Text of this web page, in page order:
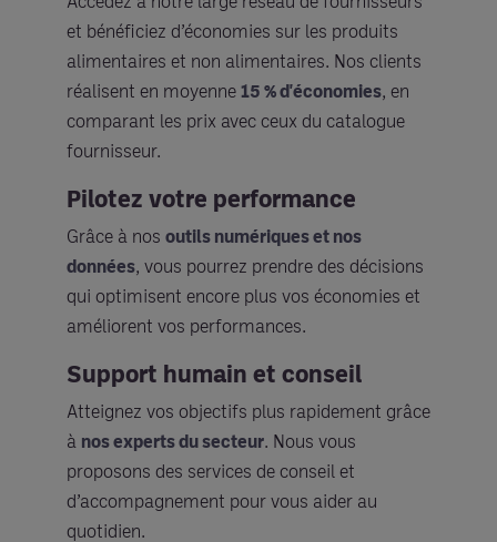
et bénéficiez d’économies sur les produits
alimentaires et non alimentaires. Nos clients
réalisent en moyenne 15 % d'économies, en
comparant les prix avec ceux du catalogue
fournisseur.
Pilotez votre performance
Grâce à nos outils numériques et nos
données, vous pourrez prendre des décisions
qui optimisent encore plus vos économies et
améliorent vos performances.
Support humain et conseil
Atteignez vos objectifs plus rapidement grâce
à nos experts du secteur. Nous vous
proposons des services de conseil et
d’accompagnement pour vous aider au
quotidien.